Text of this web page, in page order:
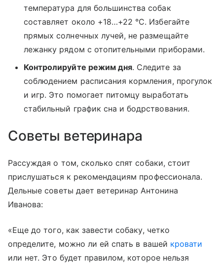
температура для большинства собак
составляет около +18…+22 °C. Избегайте
прямых солнечных лучей, не размещайте
лежанку рядом с отопительными приборами.
Контролируйте режим дня. Следите за
соблюдением расписания кормления, прогулок
и игр. Это помогает питомцу выработать
стабильный график сна и бодрствования.
Советы ветеринара
Рассуждая о том, сколько спят собаки, стоит
прислушаться к рекомендациям профессионала.
Дельные советы дает ветеринар Антонина
Иванова:
«Еще до того, как завести собаку, четко
определите, можно ли ей спать в вашей кровати
или нет. Это будет правилом, которое нельзя